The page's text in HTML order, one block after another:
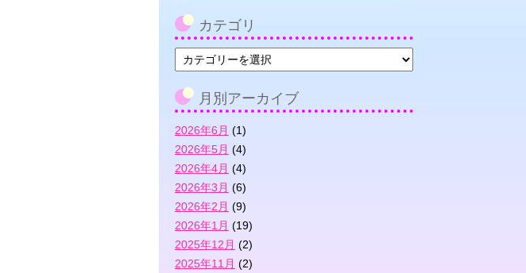
カテゴリ
カ
テ
ゴ
リ
月別アーカイブ
2026年6月 (1)
2026年5月 (4)
2026年4月 (4)
2026年3月 (6)
2026年2月 (9)
2026年1月 (19)
2025年12月 (2)
2025年11月 (2)